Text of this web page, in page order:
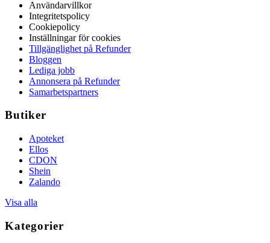
Användarvillkor
Integritetspolicy
Cookiepolicy
Inställningar för cookies
Tillgänglighet på Refunder
Bloggen
Lediga jobb
Annonsera på Refunder
Samarbetspartners
Butiker
Apoteket
Ellos
CDON
Shein
Zalando
Visa alla
Kategorier